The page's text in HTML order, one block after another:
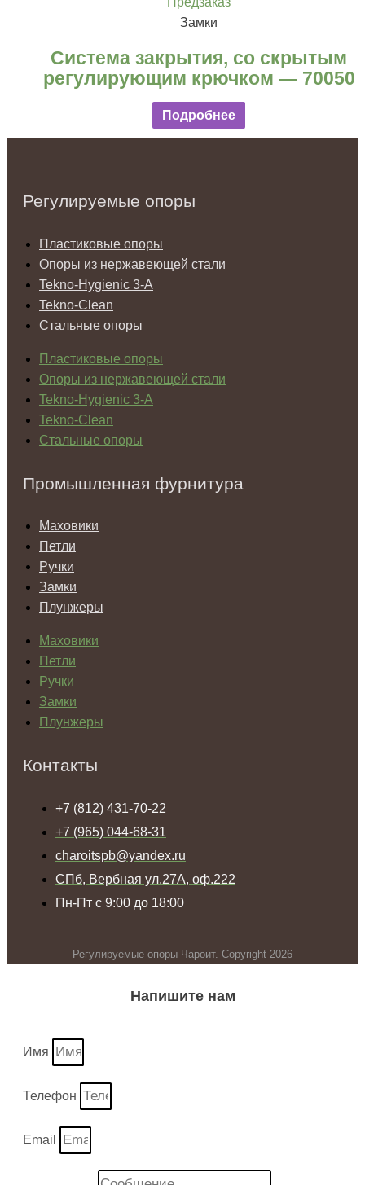
Замки
Система закрытия, со скрытым
регулирующим крючком — 70050
Подробнее
Регулируемые опоры
Пластиковые опоры
Опоры из нержавеющей стали
Tekno-Hygienic 3-А
Tekno-Clean
Стальные опоры
Пластиковые опоры
Опоры из нержавеющей стали
Tekno-Hygienic 3-А
Tekno-Clean
Стальные опоры
Промышленная фурнитура
Маховики
Петли
Ручки
Замки
Плунжеры
Маховики
Петли
Ручки
Замки
Плунжеры
Контакты
+7 (812) 431-70-22
+7 (965) 044-68-31
charoitspb@yandex.ru
СПб, Вербная ул.27А, оф.222
Пн-Пт с 9:00 до 18:00
Регулируемые опоры Чароит. Copyright 2026
Напишите нам
Имя
Телефон
Email